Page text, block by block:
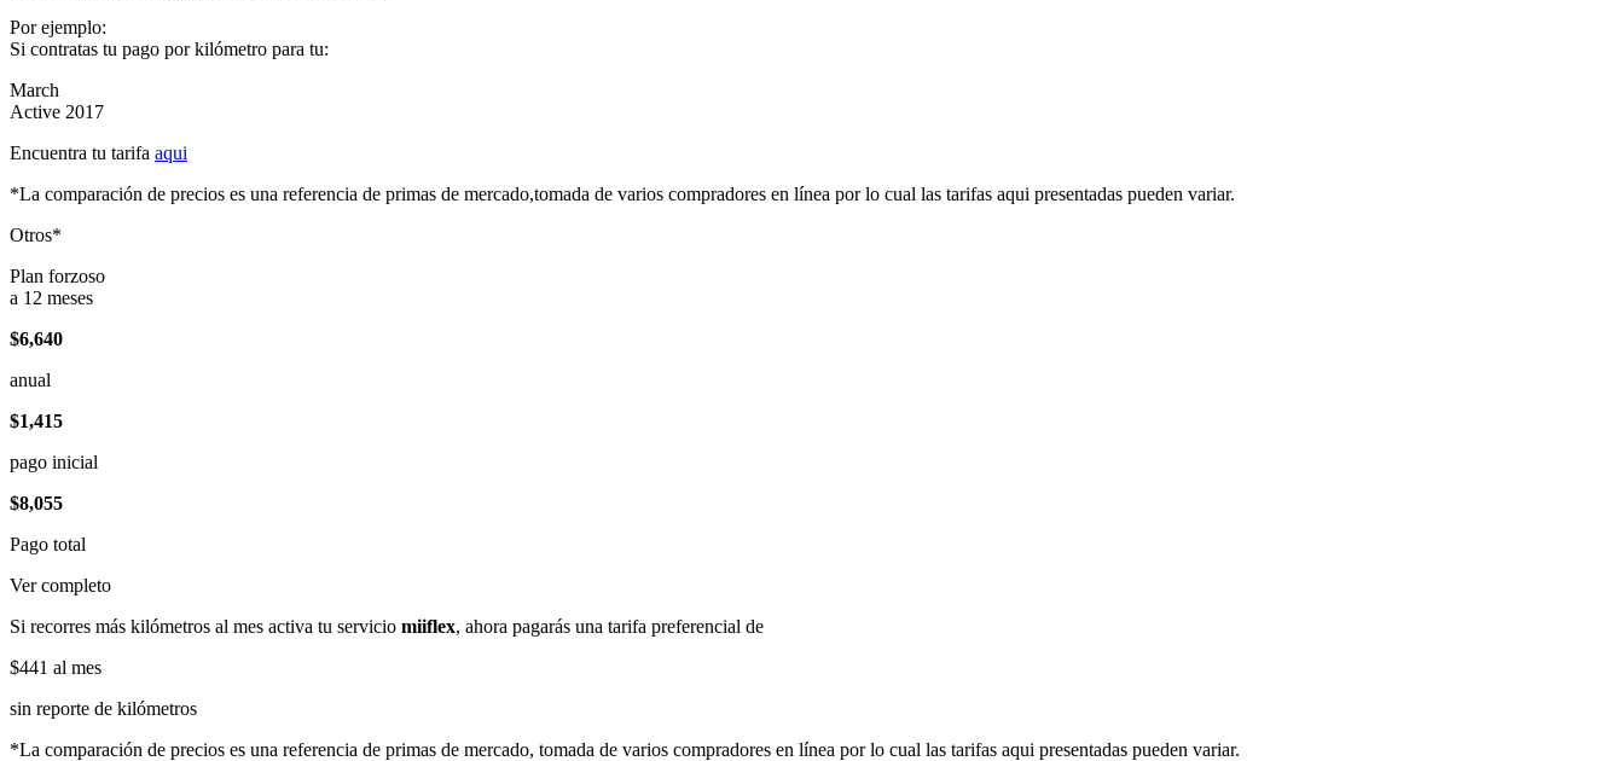
Por ejemplo:
Si contratas tu pago por kilómetro para tu:
March
Active 2017
Encuentra tu tarifa aqui
*La comparación de precios es una referencia de primas de mercado,tomada de varios compradores en línea por lo cual las tarifas aqui presentadas pueden variar.
Otros*
Plan forzoso
a 12 meses
$6,640
anual
$1,415
pago inicial
$8,055
Pago total
Ver completo
Si recorres más kilómetros al mes activa tu servicio miiflex, ahora pagarás una tarifa preferencial de
$441 al mes
sin reporte de kilómetros
*La comparación de precios es una referencia de primas de mercado, tomada de varios compradores en línea por lo cual las tarifas aqui presentadas pueden variar.